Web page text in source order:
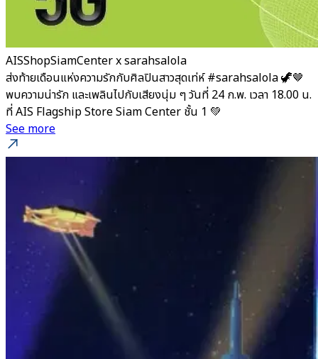
AISShopSiamCenter x sarahsalola
ส่งท้ายเดือนแห่งความรักกับศิลปินสาวสุดเท่ห์ #sarahsalola 🦖🤎
พบความน่ารัก และเพลินไปกับเสียงนุ่ม ๆ วันที่ 24 ก.พ. เวลา 18.00 น.
ที่ AIS Flagship Store Siam Center ชั้น 1 💚
See more